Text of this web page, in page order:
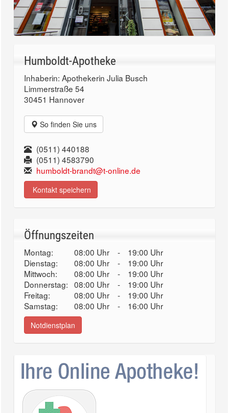
Humboldt-Apotheke
Inhaberin: Apothekerin Julia Busch
Limmerstraße 54
30451 Hannover
So finden Sie uns
(0511) 440188
(0511) 4583790
humboldt-brandt@t-online.de
Kontakt speichern
Öffnungszeiten
Montag: 08:00 Uhr -
19:00 Uhr
Dienstag:
08:00 Uhr -
19:00 Uhr
Mittwoch:
08:00 Uhr -
19:00 Uhr
Donnerstag: 08:00 Uhr -
19:00 Uhr
Freitag:
08:00 Uhr -
19:00 Uhr
Samstag:
08:00 Uhr - 16:00 Uhr
Notdienstplan